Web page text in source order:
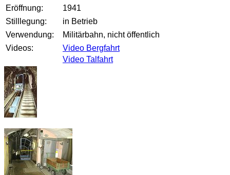
Eröffnung:
1941
Stilllegung:
in Betrieb
Verwendung:
Militärbahn, nicht öffentlich
Videos:
Video Bergfahrt
Video Talfahrt